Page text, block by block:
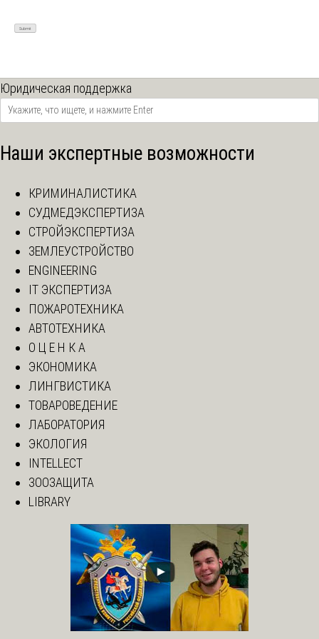
Юридическая поддержка
Наши экспертные возможности
КРИМИНАЛИСТИКА
СУДМЕДЭКСПЕРТИЗА
СТРОЙЭКСПЕРТИЗА
ЗЕМЛЕУСТРОЙСТВО
ENGINEERING
IT ЭКСПЕРТИЗА
ПОЖАРОТЕХНИКА
АВТОТЕХНИКА
О Ц Е Н К А
ЭКОНОМИКА
ЛИНГВИСТИКА
ТОВАРОВЕДЕНИЕ
ЛАБОРАТОРИЯ
ЭКОЛОГИЯ
INTELLECT
ЗООЗАЩИТА
LIBRARY